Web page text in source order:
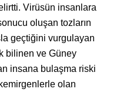
Virüsün insanlara
oluşan tozların
geçtiğini vurgulayan
bilinen ve Güney
insana bulaşma riski
olan